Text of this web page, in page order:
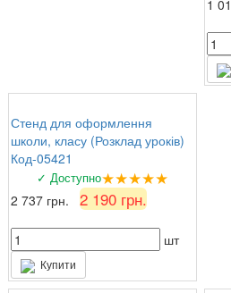
1
Стенд для оформлення
школи, класу (Розклад уроків)
Код-05421
✓ Доступно★★★★★
2 737 грн. 2 190 грн.
шт
Купити